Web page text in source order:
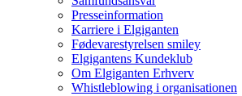
Presseinformation
Karriere i Elgiganten
Fødevarestyrelsen smiley
Elgigantens Kundeklub
Om Elgiganten Erhverv
Whistleblowing i organisationen